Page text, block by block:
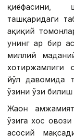
қиёфасини,
ташқаридаги
ҳақиқий
унинг ҳар бир
миллий
хотиржамлиги
йўл давомида
ўзини ўзи
Жаҳон
ўзига хос
асосий